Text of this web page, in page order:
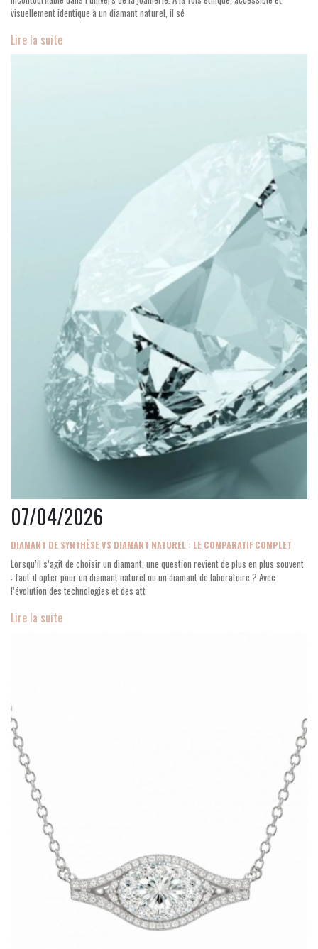
visuellement identique à un diamant naturel, il sé
Lire la suite
07/04/2026
DIAMANT DE SYNTHÈSE VS DIAMANT NATUREL : LE COMPARATIF COMPLET
Lorsqu’il s’agit de choisir un diamant, une question revient de plus en plus souvent
: faut-il opter pour un diamant naturel ou un diamant de laboratoire ? Avec
l’évolution des technologies et des att
Lire la suite